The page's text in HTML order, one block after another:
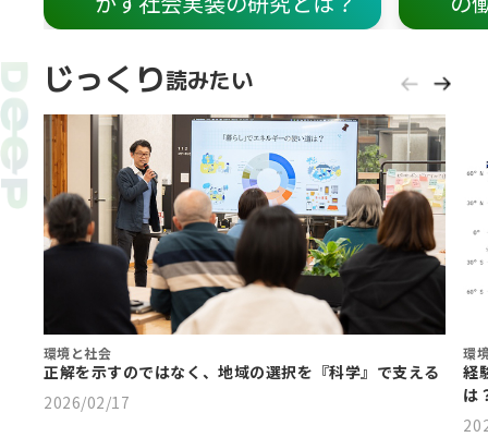
じっくり読みたい
環境と社会
正解を示すのではなく、地域の選択を『科学』で支える
2026/02/17
環
経
は